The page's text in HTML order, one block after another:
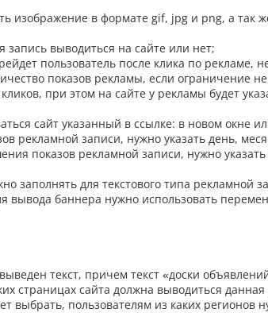
изображение в формате gif, jpg и png, а так
запись выводиться на сайте или нет;
пользователь после клика по
показов рекламы, если ограничение
при этом на сайте у рекламы будет
сайт указанный в ссылке: в новом окне
рекламной записи, нужно указать день,
показов рекламной записи, нужно
заполнять для текстового типа рекламной
вывода баннера нужно использовать
текст, причем текст «доски
страницах сайта должна выводиться
выбрать, пользователям из каких регионов